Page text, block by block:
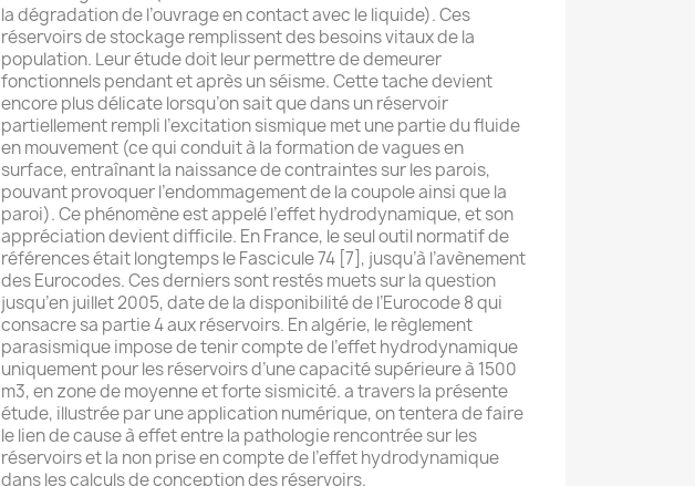
la dégradation de l’ouvrage en contact avec le liquide). Ces
réservoirs de stockage remplissent des besoins vitaux de la
population. Leur étude doit leur permettre de demeurer
fonctionnels pendant et après un séisme. Cette tache devient
encore plus délicate lorsqu’on sait que dans un réservoir
partiellement rempli l’excitation sismique met une partie du fluide
en mouvement (ce qui conduit à la formation de vagues en
surface, entraînant la naissance de contraintes sur les parois,
pouvant provoquer l’endommagement de la coupole ainsi que la
paroi). Ce phénomène est appelé l’effet hydrodynamique, et son
appréciation devient difficile. En France, le seul outil normatif de
références était longtemps le Fascicule 74 [7], jusqu’à l’avènement
des Eurocodes. Ces derniers sont restés muets sur la question
jusqu’en juillet 2005, date de la disponibilité de l’Eurocode 8 qui
consacre sa partie 4 aux réservoirs. En algérie, le règlement
parasismique impose de tenir compte de l’effet hydrodynamique
uniquement pour les réservoirs d’une capacité supérieure à 1500
m3, en zone de moyenne et forte sismicité. a travers la présente
étude, illustrée par une application numérique, on tentera de faire
le lien de cause à effet entre la pathologie rencontrée sur les
réservoirs et la non prise en compte de l’effet hydrodynamique
dans les calculs de conception des réservoirs.